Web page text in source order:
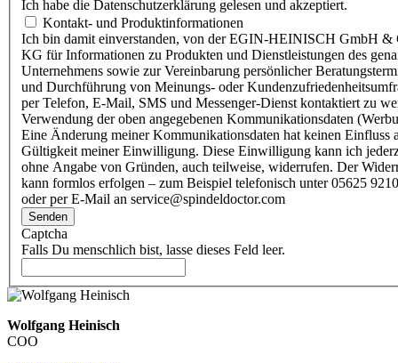
Ich habe die Datenschutzerklärung gelesen und akzeptiert.
Kontakt- und Produktinformationen
Ich bin damit einverstanden, von der EGIN-HEINISCH GmbH &
KG für Informationen zu Produkten und Dienstleistungen des
Unternehmens sowie zur Vereinbarung persönlicher
und Durchführung von Meinungs- oder
per Telefon, E-Mail, SMS und Messenger-Dienst kontaktiert zu
Verwendung der oben angegebenen Kommunikationsdaten
Eine Änderung meiner Kommunikationsdaten hat keinen Einfluss
Gültigkeit meiner Einwilligung. Diese Einwilligung kann ich
ohne Angabe von Gründen, auch teilweise, widerrufen. Der
kann formlos erfolgen – zum Beispiel telefonisch unter 05625
oder per E-Mail an service@spindeldoctor.com
Senden
Captcha
Falls Du menschlich bist, lasse dieses Feld leer.
Wolfgang Heinisch
COO